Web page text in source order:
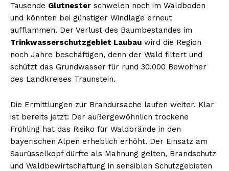
Tausende Glutnester schwelen noch im Waldboden
und könnten bei günstiger Windlage erneut
aufflammen. Der Verlust des Baumbestandes im
Trinkwasserschutzgebiet Laubau wird die Region
noch Jahre beschäftigen, denn der Wald filtert und
schützt das Grundwasser für rund 30.000 Bewohner
des Landkreises Traunstein.
Die Ermittlungen zur Brandursache laufen weiter. Klar
ist bereits jetzt: Der außergewöhnlich trockene
Frühling hat das Risiko für Waldbrände in den
bayerischen Alpen erheblich erhöht. Der Einsatz am
Saurüsselkopf dürfte als Mahnung gelten, Brandschutz
und Waldbewirtschaftung in sensiblen Schutzgebieten